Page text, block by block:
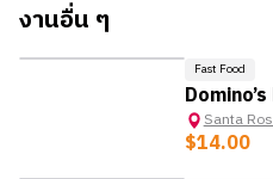
เช่น การทำความสะอาดพร
- ปฏิบัติตามแนวทางด้านสุขอน
มั่นใจว่าพื้นที่สะอาดและปราศ
- ให้บริการลูกค้าอย่างยอดเยี่
งานอื่น ๆ
Fast Food
Santa
$14.00